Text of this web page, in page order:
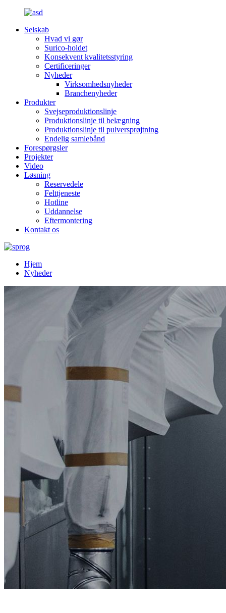
Selskab
Hvad vi gør
Surico-holdet
Konsekvent kvalitetsstyring
Certificeringer
Nyheder
Virksomhedsnyheder
Branchenyheder
Produkter
Svejseproduktionslinje
Produktionslinje til belægning
Produktionslinje til pulversprøjtning
Endelig samlebånd
Forespørgsler
Projekter
Video
Løsning
Reservedele
Felttjeneste
Hotline
Uddannelse
Eftermontering
Kontakt os
Hjem
Nyheder